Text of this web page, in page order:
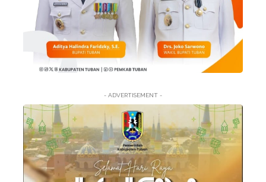
- ADVERTISEMENT -